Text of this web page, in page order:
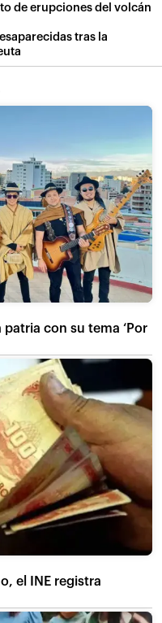
de erupciones del volcán
tras la
con su tema ‘Por
el INE registra